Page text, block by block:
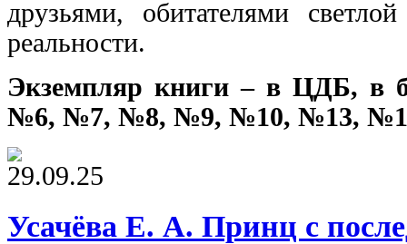
друзьями, обитателями
реальности.
Экземпляр книги – в ЦДБ, в
№6, №7, №8, №9, №10, №13,
29.09.25
Усачёва Е. А. Принц с